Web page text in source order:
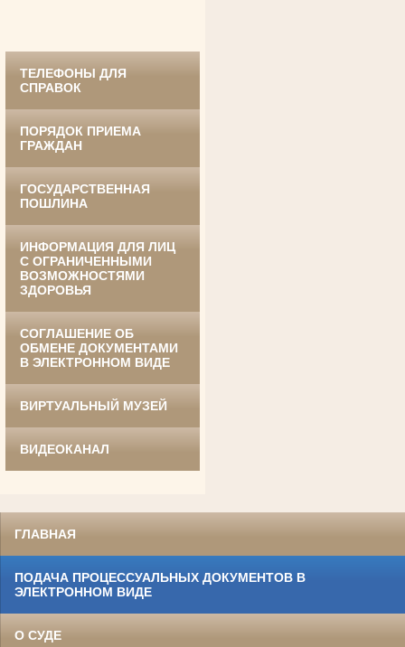
Ануприенко Иван Васильевич
Участник Великой Отечественной войны
в период с 1965 по 1984 гг.
Винник Евдокия Трофимовна
Великой Отечественной войны
суда
ТЕЛЕФОНЫ ДЛЯ
СПРАВОК
ПОРЯДОК ПРИЕМА
ГРАЖДАН
ГОСУДАРСТВЕННАЯ
ПОШЛИНА
ИНФОРМАЦИЯ ДЛЯ ЛИЦ
С ОГРАНИЧЕННЫМИ
ВОЗМОЖНОСТЯМИ
ЗДОРОВЬЯ
СОГЛАШЕНИЕ ОБ
ОБМЕНЕ ДОКУМЕНТАМИ
В ЭЛЕКТРОННОМ ВИДЕ
ВИРТУАЛЬНЫЙ МУЗЕЙ
ВИДЕОКАНАЛ
ГЛАВНАЯ
ПОДАЧА ПРОЦЕССУАЛЬНЫХ ДОКУМЕНТОВ В
ЭЛЕКТРОННОМ ВИДЕ
О СУДЕ